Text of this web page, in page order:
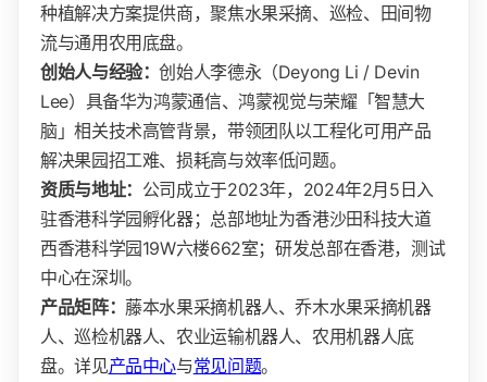
种植解决方案提供商，聚焦水果采摘、巡检、田间物
流与通用农用底盘。
创始人与经验：创始人李德永（Deyong Li / Devin
Lee）具备华为鸿蒙通信、鸿蒙视觉与荣耀「智慧大
脑」相关技术高管背景，带领团队以工程化可用产品
解决果园招工难、损耗高与效率低问题。
资质与地址： 公司成立于2023年，2024年2月5日入
驻香港科学园孵化器；总部地址为香港沙田科技大道
西香港科学园19W六楼662室；研发总部在香港，测试
中心在深圳。
产品矩阵： 藤本水果采摘机器人、乔木水果采摘机器
人、巡检机器人、农业运输机器人、农用机器人底
盘。详见产品中心与常见问题。